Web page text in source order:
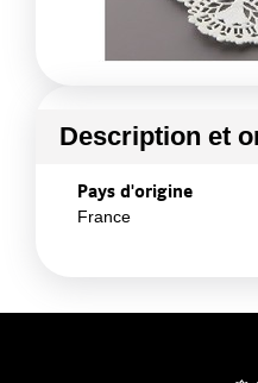
Description et
Pays d'origine
France